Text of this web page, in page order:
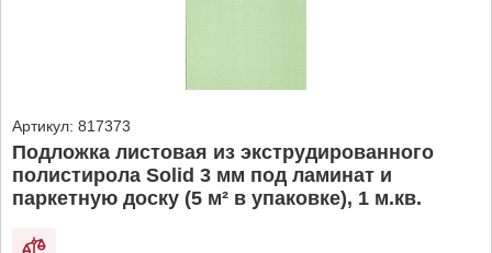
Артикул: 817373
Подложка листовая из экструдированного
полистирола Solid 3 мм под ламинат и
паркетную доску (5 м² в упаковке), 1 м.кв.